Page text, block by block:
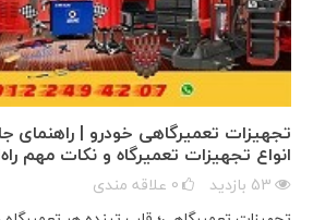
تجهیزات تعمیرگاهی خودرو | راهنمای
انواع تجهیزات تعمیرگاه و نکات مهم
53 بازدید 0 علاقه مندی